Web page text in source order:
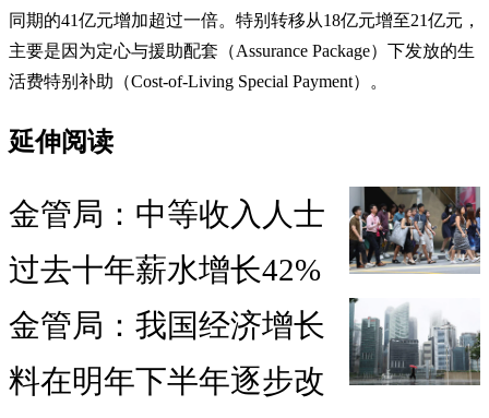
同期的41亿元增加超过一倍。特别转移从18亿元增至21亿元，
主要是因为定心与援助配套（Assurance Package）下发放的生
活费特别补助（Cost-of-Living Special Payment）。
延伸阅读
金管局：中等收入人士
过去十年薪水增长42%
金管局：我国经济增长
料在明年下半年逐步改